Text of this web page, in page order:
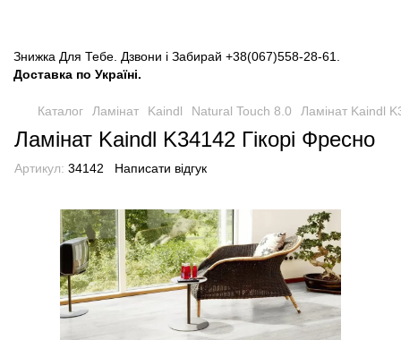
Знижка Для Тебе. Дзвони і Забирай +38(067)558-28-61
Доставка по Україні.
Каталог Ламінат Kaindl Natural Touch 8.0 Ламінат Kaindl
Ламінат Kaindl K34142 Гікорі Фресно
Артикул: 34142 Написати відгук